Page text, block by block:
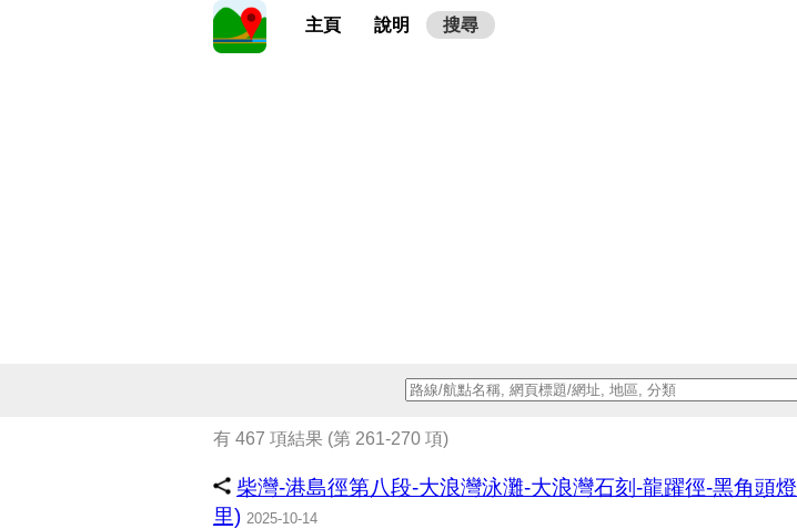
主頁 說明 搜尋
有 467 項結果 (第 261-270 項)
柴灣-港島徑第八段-大浪灣泳灘-大浪灣石刻-龍躍徑-黑角頭
里) 2025-10-14